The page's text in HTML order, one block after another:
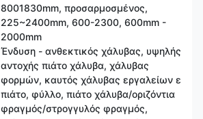
8001830mm, προσαρμοσμένος,
225~2400mm, 600-2300, 600mm -
2000mm
Ένδυση - ανθεκτικός χάλυβας, υψηλής
αντοχής πιάτο χάλυβα, χάλυβας
φορμών, καυτός χάλυβας εργαλείων ε
πιάτο, φύλλο, πιάτο χάλυβα/οριζόντια
φραγμός/στρογγυλός φραγμός,